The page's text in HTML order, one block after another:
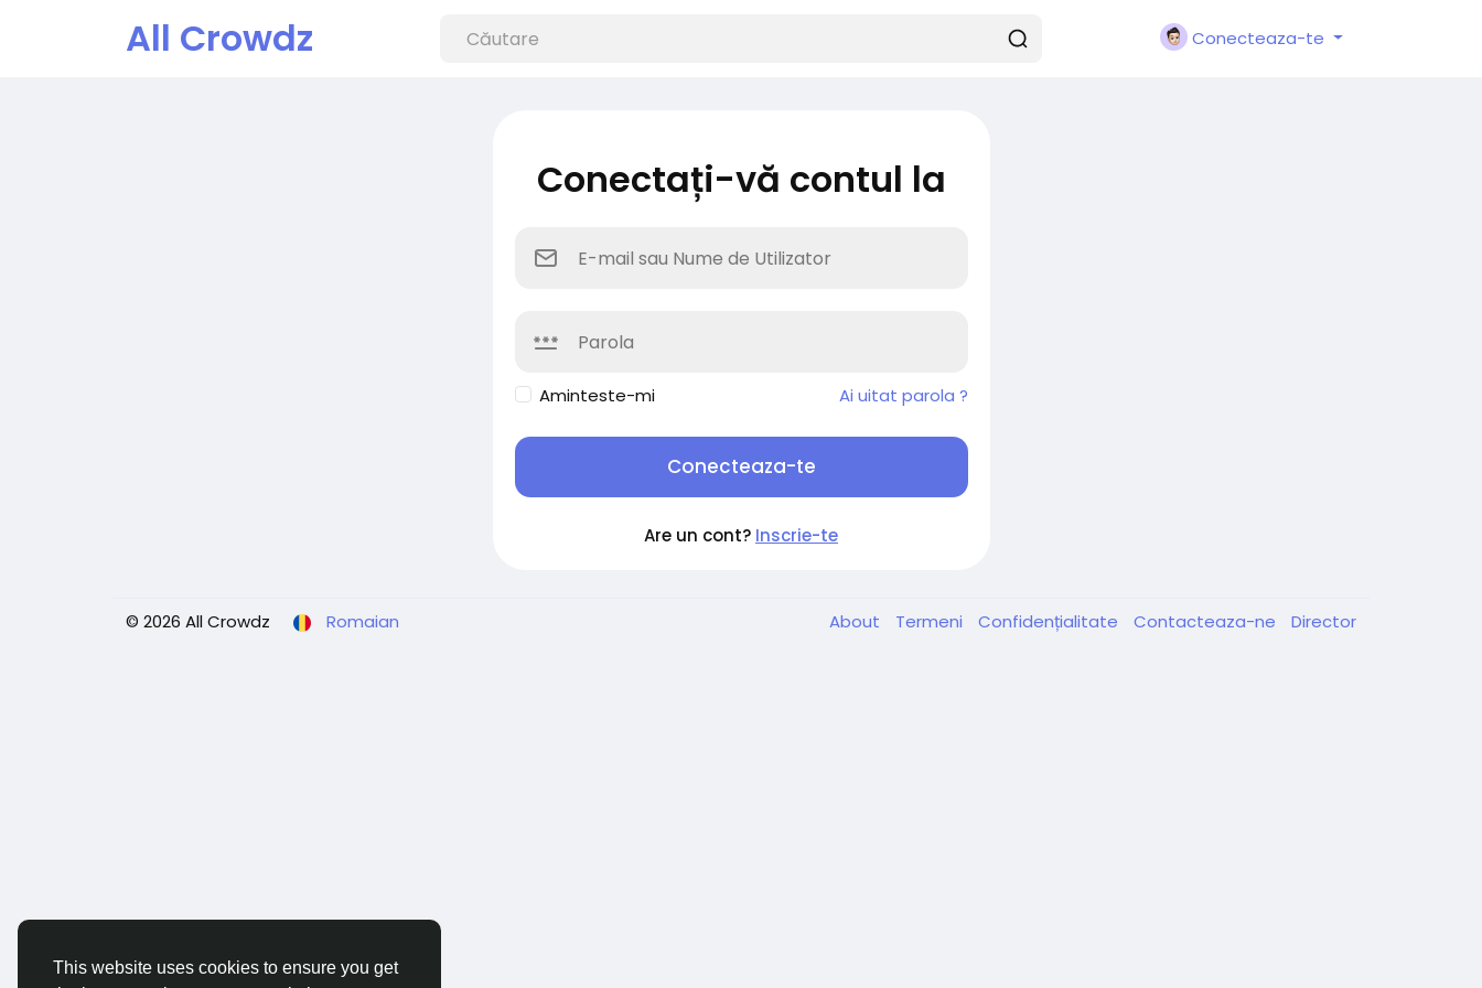
This website uses cookies to ensure you get
All Crowdz Conecteaza-te
Conectați-vă contul la
Aminteste-mi Ai uitat parola ?
Conecteaza-te
Are un cont? Inscrie-te
© 2026 All Crowdz Romaian About Termeni Confidențialitate Contacteaza-ne Director